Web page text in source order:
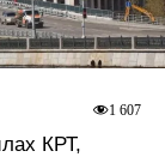
КРТ,
1 607